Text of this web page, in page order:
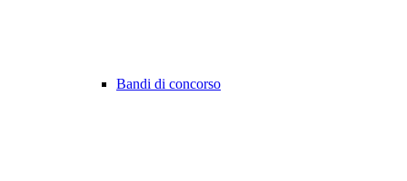
Bandi di concorso